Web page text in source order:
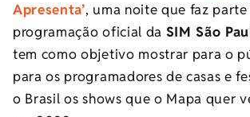
Apresenta’, uma noite que faz parte
programação oficial da SIM São
tem como objetivo mostrar para o
para os programadores de casas e
o Brasil os shows que o Mapa quer